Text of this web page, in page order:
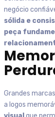
negócio
sólida e
peça
Grandes
a logos